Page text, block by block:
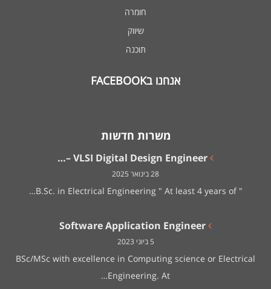
חומרה
שיווק
תוכנה
אנחנו בFACEBOOK
משרות חדשות
VLSI Digital Design Engineer –…
28 בינואר 2025
" B.Sc. in Electrical Engineering " At least 4 years of…
Software Application Engineer
5 ביוני 2023
BSc/MSc with excellence in Computing science or Electrical
Engineering. At…